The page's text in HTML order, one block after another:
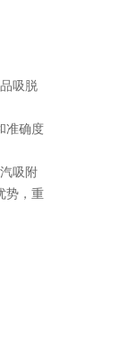
吸脱
准确度
吸附
势，重